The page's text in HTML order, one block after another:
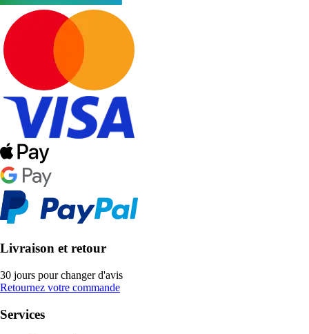
Livraison et retour
30 jours pour changer d'avis
Retournez votre commande
Services